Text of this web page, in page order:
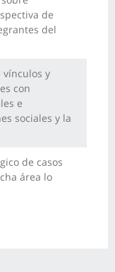
de
del
vínculos y
con
e
sociales y la
de casos
área lo